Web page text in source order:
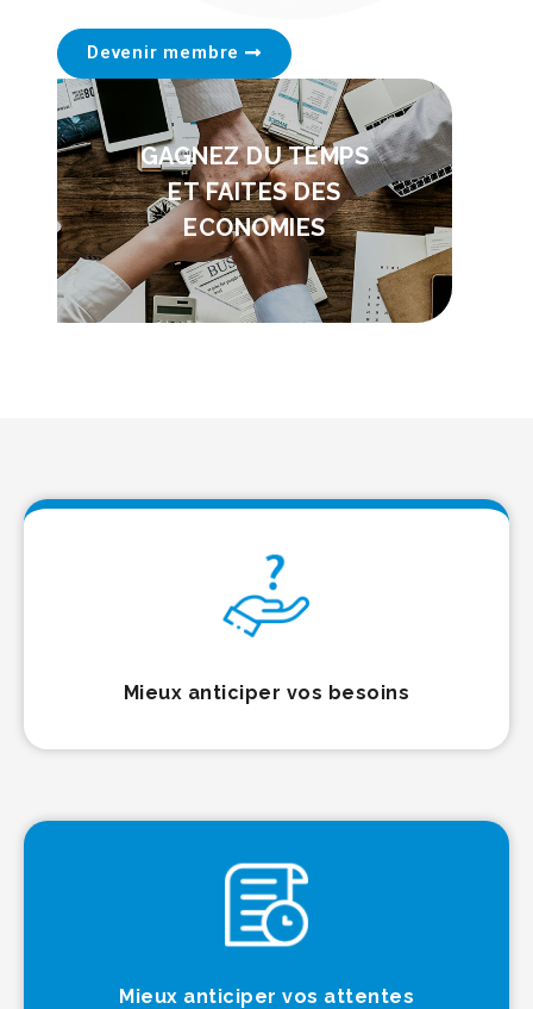
Devenir membre
GAGNEZ DU TEMPS
ET FAITES DES
ECONOMIES
Mieux anticiper vos besoins
Mieux anticiper vos attentes